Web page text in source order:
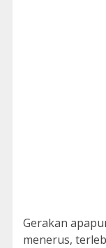
Gerakan
menerus,